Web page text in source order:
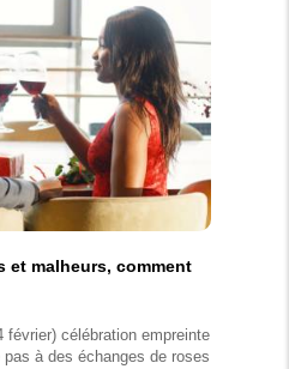
et malheurs, comment
février) célébration empreinte
à des échanges de roses